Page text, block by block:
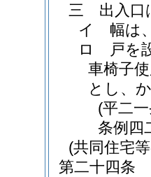
三
出入
イ
幅は
ロ
戸を
車椅子
とし、
(平二
条例四
(共同住宅
第二十四条